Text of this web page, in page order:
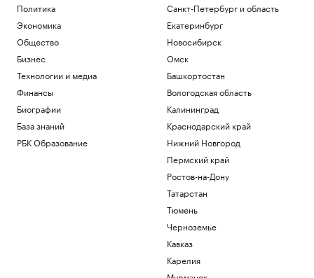
Политика
Экономика
Общество
Бизнес
Технологии и медиа
Финансы
Биографии
База знаний
РБК Образование
Санкт-Петербург и область
Екатеринбург
Новосибирск
Омск
Башкортостан
Вологодская область
Калининград
Краснодарский край
Нижний Новгород
Пермский край
Ростов-на-Дону
Татарстан
Тюмень
Черноземье
Кавказ
Карелия